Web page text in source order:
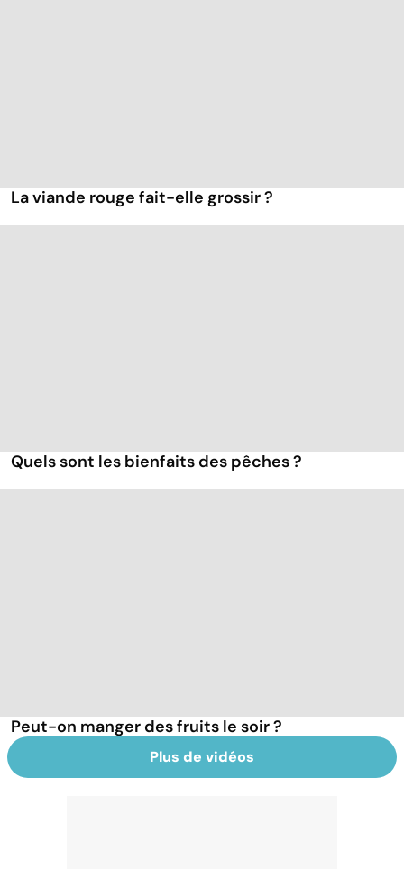
La viande rouge fait-elle grossir ?
Quels sont les bienfaits des pêches ?
Peut-on manger des fruits le soir ?
Plus de vidéos